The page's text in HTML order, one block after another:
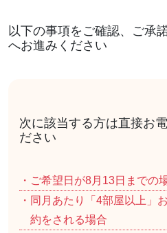
以下の事項をご確認、ご承
へお進みください
次に該当する方は直接お
ださい
・ご希望日が8月13日までの
・同月あたり「4部屋以上」
約をされる場合